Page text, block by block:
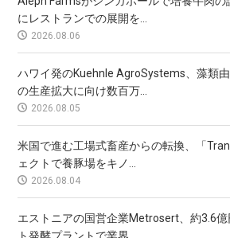
にレストランでの展開を...
2026.08.06
ハワイ発のKuehnle AgroSystems、藻類
の生産拡大に向け数百万...
2026.08.05
米国で進む工場式畜産からの転換、「
ェクトで養豚場をキノ...
2026.08.04
エストニアの国営企業Metrosert、約3.6
ト発酵プラントで業界...